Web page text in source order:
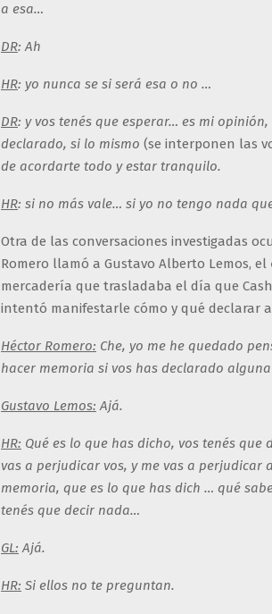
a esa…
DR: Ah
HR: yo nunca se si será esa o no …
DR: y vos tenés que esperar… es mi
declarado, si lo mismo (se interponen las
de acordarte todo y estar tranquilo.
HR: si no más vale… si yo no tengo nada
Otra de las conversaciones investigadas
Romero llamó a Gustavo Alberto Lemos, el
mercadería que trasladaba el día que
intentó manifestarle cómo y qué declarar
Héctor Romero: Che, yo me he quedado
hacer memoria si vos has declarado
Gustavo Lemos: Ajá.
HR: Qué es lo que has dicho, vos tenés
vas a perjudicar vos, y me vas a
memoria, que es lo que has dich … qué
tenés que decir nada…
GL: Ajá.
HR: Si ellos no te preguntan.